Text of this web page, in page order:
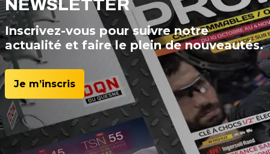
NEWSLETTER
Inscrivez-vous pour suivre notre
actualité et faire le plein de nouveautés.
Je m’inscris